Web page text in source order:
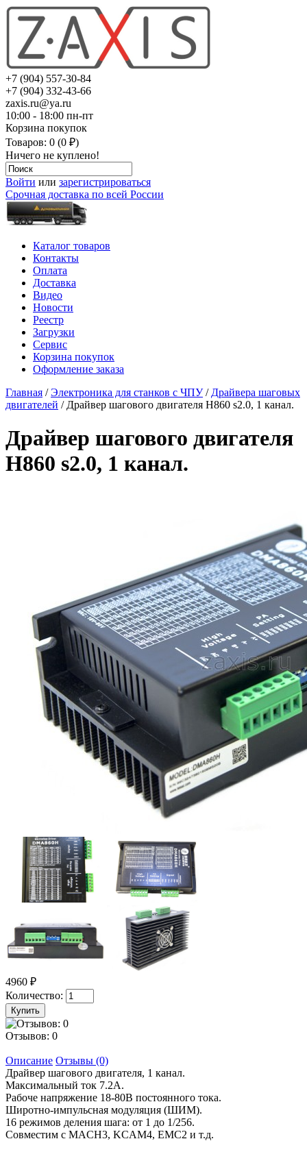
+7 (904) 557-30-84
+7 (904) 332-43-66
zaxis.ru@ya.ru
10:00 - 18:00 пн-пт
Корзина покупок
Товаров: 0 (0 ₽)
Ничего не куплено!
Войти или зарегистрироваться
Срочная доставка по всей России
Каталог товаров
Контакты
Оплата
Доставка
Видео
Новости
Реестр
Загрузки
Сервис
Корзина покупок
Оформление заказа
Главная /Электроника для станков с ЧПУ/ Драйвера шаговых
двигателей / Драйвер шагового двигателя H860 s2.0, 1 канал.
Драйвер шагового двигателя
H860 s2.0, 1 канал.
4960 ₽
Количество:
Отзывов: 0
Описание Отзывы (0)
Драйвер шагового двигателя, 1 канал.
Максимальный ток 7.2А.
Рабоче напряжение 18-80В постоянного тока.
Широтно-импульсная модуляция (ШИМ).
16 режимов деления шага: от 1 до 1/256.
Совместим с MACH3, KCAM4, EMC2 и т.д.